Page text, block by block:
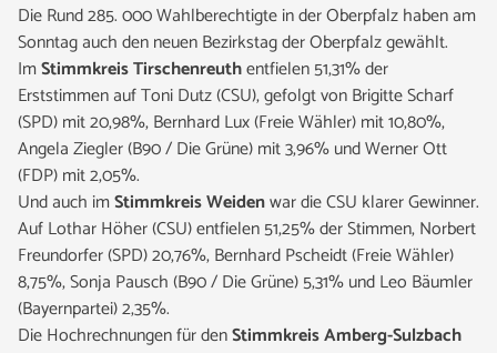
Die Rund 285. 000 Wahlberechtigte in der Oberpfalz haben am
Sonntag auch den neuen Bezirkstag der Oberpfalz gewählt.
ImStimmkreis Tirschenreuthentfielen 51,31% der
Erststimmen auf Toni Dutz (CSU), gefolgt von Brigitte Scharf
(SPD) mit 20,98%, Bernhard Lux (Freie Wähler) mit 10,80%,
Angela Ziegler (B90 / Die Grüne) mit 3,96% und Werner Ott
(FDP) mit 2,05%.
Und auch imStimmkreis Weidenwar die CSU klarer Gewinner.
Auf Lothar Höher (CSU) entfielen 51,25% der Stimmen, Norbert
Freundorfer (SPD) 20,76%, Bernhard Pscheidt (Freie Wähler)
8,75%, Sonja Pausch (B90 / Die Grüne) 5,31% und Leo Bäumler
(Bayernpartei) 2,35%.
Die Hochrechnungen für denStimmkreis Amberg-Sulzbach